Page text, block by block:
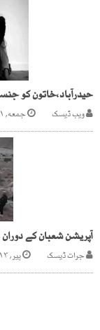
حیدرآباد،خاتون کو
ویب ڈیسک جمعه, ۱۱ اگست ۲۰۲۳
آپریشن شعبان کے دوران مزید 5 دہشت گرد نشانہ، مجموعی
جرات ڈیسک پیر, ۱۳ جولائی ۲۰۲۶